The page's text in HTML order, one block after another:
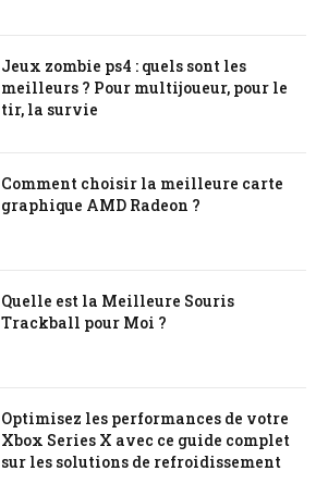
Jeux zombie ps4 : quels sont les
meilleurs ? Pour multijoueur, pour le
tir, la survie
Comment choisir la meilleure carte
graphique AMD Radeon ?
Quelle est la Meilleure Souris
Trackball pour Moi ?
Optimisez les performances de votre
Xbox Series X avec ce guide complet
sur les solutions de refroidissement